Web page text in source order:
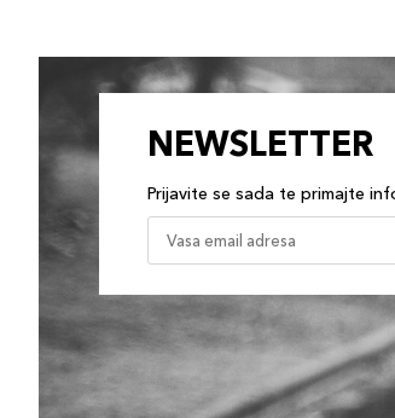
NEWSLETTER
Prijavite se sada te primajte